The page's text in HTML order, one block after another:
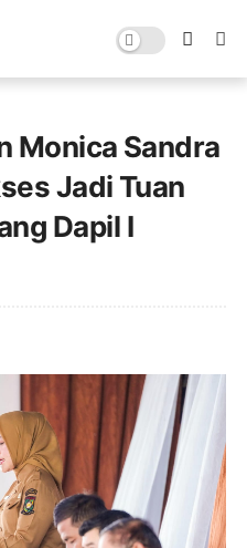
Monica Sandra
Jadi Tuan
Dapil I